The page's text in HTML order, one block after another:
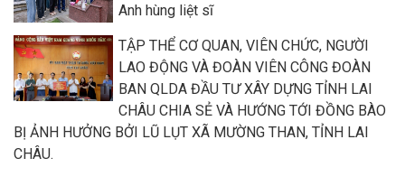
Anh hùng liệt sĩ
TẬP THỂ CƠ QUAN, VIÊN CHỨC, NGƯỜI
LAO ĐỘNG VÀ ĐOÀN VIÊN CÔNG ĐOÀN
BAN QLDA ĐẦU TƯ XÂY DỰNG TỈNH LAI
CHÂU CHIA SẺ VÀ HƯỚNG TỚI ĐỒNG BÀO
BỊ ẢNH HƯỞNG BỞI LŨ LỤT XÃ MƯỜNG THAN, TỈNH LAI
CHÂU.